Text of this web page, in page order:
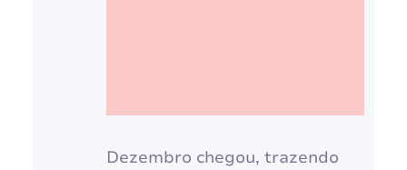
Dezembro chegou, trazendo